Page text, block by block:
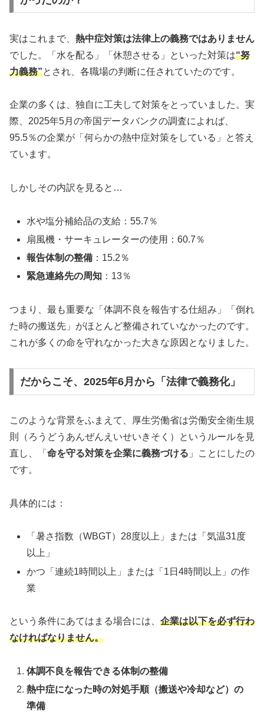
実はこれまで、 熱中症対策は法律上の義務ではありません
でした。「水を配る」「休憩させる」といった対策は“努
力義務”とされ、各職場の判断に任されていたのです。
企業の多くは、独自に工夫して対策をとっていました。実
際、2025年5月の帝国データバンクの調査によれば、
95.5％の企業が「何らかの熱中症対策をしている」と答え
ています。
しかしその内訳を見ると…
水や塩分補給品の支給：55.7％
扇風機・サーキュレーターの使用：60.7％
報告体制の整備 ：15.2％
緊急連絡先の周知 ：13％
つまり、最も重要な「体調不良を報告する仕組み」「倒れ
た時の搬送先」がほとんど整備されていなかったのです。
これが多くの命を守れなかった大きな原因となりました。
だからこそ、2025年6月から「法律で義務化」
このような背景をふまえて、厚生労働省は労働安全衛生規
則（ろうどうあんぜんえいせいきそく）というルールを見
直し、「 命を守る対策を企業に義務づける 」ことにしたの
です。
具体的には：
「暑さ指数（WBGT）28度以上」または「気温31度
以上」
かつ「連続1時間以上」または「1日4時間以上」の作
業
という条件にあてはまる場合には、 企業は以下を必ず行わ
なければなりません。
体調不良を報告できる体制の整備
熱中症になった時の対処手順（搬送や冷却など）の
準備